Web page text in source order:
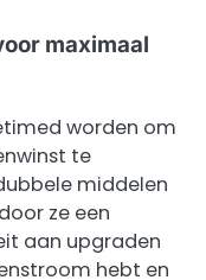
maximaal
worden om
te
middelen
ze een
aan upgraden
hebt en